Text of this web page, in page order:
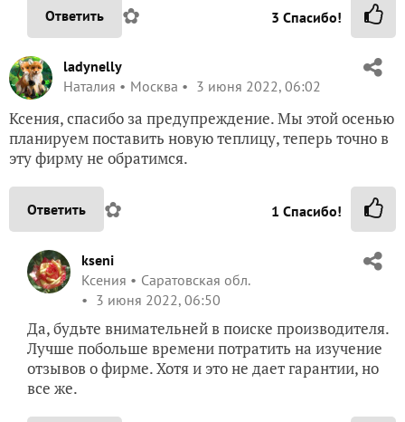
Ответить ✿ 3 Спасибо!
ladynelly
Наталия
Москва 3 июня 2022, 06:02
Ксения, спасибо за предупреждение. Мы этой осенью
планируем поставить новую теплицу, теперь точно в
эту фирму не обратимся.
Ответить ✿ 1 Спасибо!
kseni
Ксения
Саратовская обл.
3 июня 2022, 06:50
Да, будьте внимательней в поиске производителя.
Лучше побольше времени потратить на изучение
отзывов о фирме. Хотя и это не дает гарантии, но
все же.